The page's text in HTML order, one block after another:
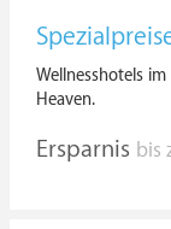
Wellnesshotels
Heaven.
Ersparnis bis